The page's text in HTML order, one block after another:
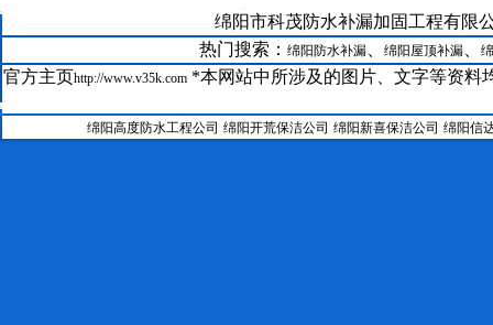
GRC在绵阳科茂防水补漏公司装修中的运用
绵阳防水补漏聚氨酯保温系统
23--绵阳房屋维修聚合物水泥防水涂料
25-- 绵阳科茂防水补漏加固工程有限公司涂料施工工艺
绵阳市科茂防水补漏加固工程有限
热门搜索： 绵阳防水补漏 绵阳屋顶补漏
官方主页http://www.v35k.com *本网站中所涉及的图片、文字等资料
绵阳高度防水工程公司 绵阳开荒保洁公司 绵阳新喜保洁公司 绵阳信